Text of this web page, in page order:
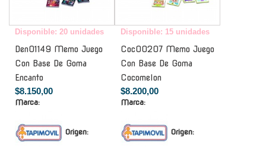
Disponible: 20 unidades
Den01149 Memo Juego
Con Base De Goma
Encanto
$8.150,00
Marca:
Origen:
Disponible: 15 unidades
Coc00207 Memo Juego
Con Base De Goma
Cocomelon
$8.200,00
Marca:
Origen: